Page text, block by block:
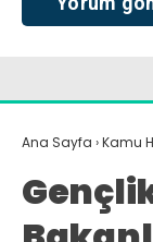
Ana Sayfa ›Kamu